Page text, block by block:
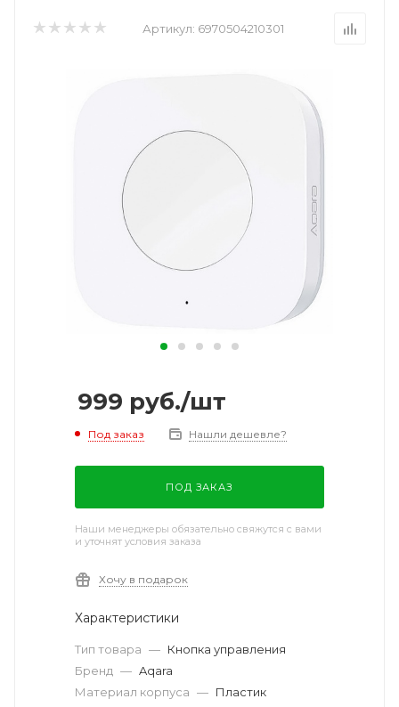
Артикул: 6970504210301
999 руб./шт
Под заказ Нашли дешевле?
ПОД ЗАКАЗ
Наши менеджеры обязательно свяжутся с вами
и уточнят условия заказа
Хочу в подарок
Характеристики
Тип товара — Кнопка управления
Бренд — Aqara
Материал корпуса — Пластик